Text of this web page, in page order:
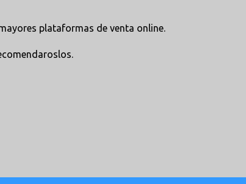
plataformas de venta online.